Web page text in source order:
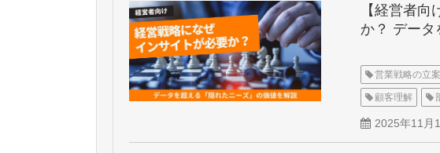
【経営者
か？ データ
営業戦略の立案
顧客理解
2025年11月